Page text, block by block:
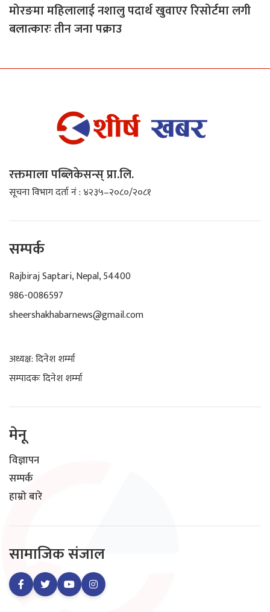
मोरङमा महिलालाई नशालु पदार्थ खुवाएर रिसोर्टमा लगी
बलात्कारः तीन जना पक्राउ
रक्तमाला पब्लिकेसन्स् प्रा.लि.
सूचना विभाग दर्ता नं : ४२३५–२०८०/२०८१
सम्पर्क
Rajbiraj Saptari, Nepal, 54400
986-0086597
sheershakhabarnews@gmail.com
अध्यक्ष: दिनेश शर्म्मा
सम्पादकः दिनेश शर्म्मा
मेनू
विज्ञापन
सम्पर्क
हाम्रो बारे
सामाजिक संजाल